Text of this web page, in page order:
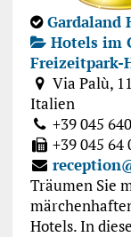
Gardaland
Hotels im
Freizeitpark-
Via Palù,
Italien
+39 045
+39 045 64
Träumen Sie
Hotels. In